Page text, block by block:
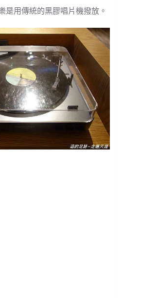
是用傳統的黑膠唱片機撥放。